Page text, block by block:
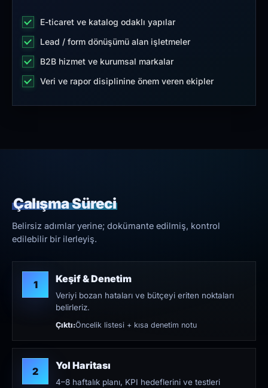
E-ticaret ve katalog odaklı yapılar
Lead / form dönüşümü alan işletmeler
B2B hizmet ve kurumsal markalar
Veri ve rapor disiplinine önem veren ekipler
Çalışma Süreci
Belirsiz adımlar yerine; dokümante edilmiş, kontrol
edilebilir bir ilerleyiş.
1 Keşif & Denetim
Veriyi bozan hataları ve bütçeyi eriten noktaları
belirleriz.
Çıktı:Öncelik listesi + kısa denetim notu
2 Yol Haritası
4–8 haftalık planı, KPI hedeflerini ve testleri